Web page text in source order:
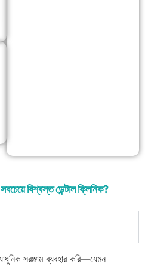
সবচেয়ে বিশ্বস্ত ডেন্টাল ক্লিনিক?
সরঞ্জাম ব্যবহার করি—যেমন